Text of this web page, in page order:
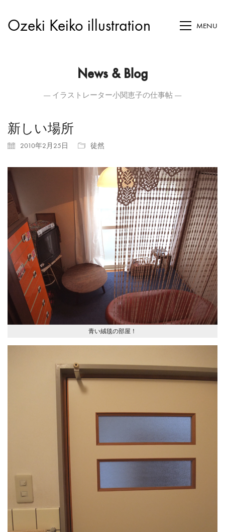
Ozeki Keiko illustration MENU
News & Blog
― イラストレーター小関恵子の仕事帖 ―
新しい場所
2010年2月25日 徒然
青い絨毯の部屋！